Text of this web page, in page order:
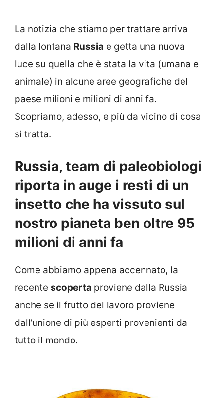
La notizia che stiamo per trattare arriva
dalla lontana Russia e getta una nuova
luce su quella che è stata la vita (umana e
animale) in alcune aree geografiche del
paese milioni e milioni di anni fa.
Scopriamo, adesso, e più da vicino di cosa
si tratta.
Russia, team di paleobiologi
riporta in auge i resti di un
insetto che ha vissuto sul
nostro pianeta ben oltre 95
milioni di anni fa
Come abbiamo appena accennato, la
recente scoperta proviene dalla Russia
anche se il frutto del lavoro proviene
dall’unione di più esperti provenienti da
tutto il mondo.